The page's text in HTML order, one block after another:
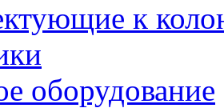
к
оборудование